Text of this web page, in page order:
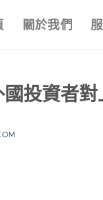
關於我們
投資者